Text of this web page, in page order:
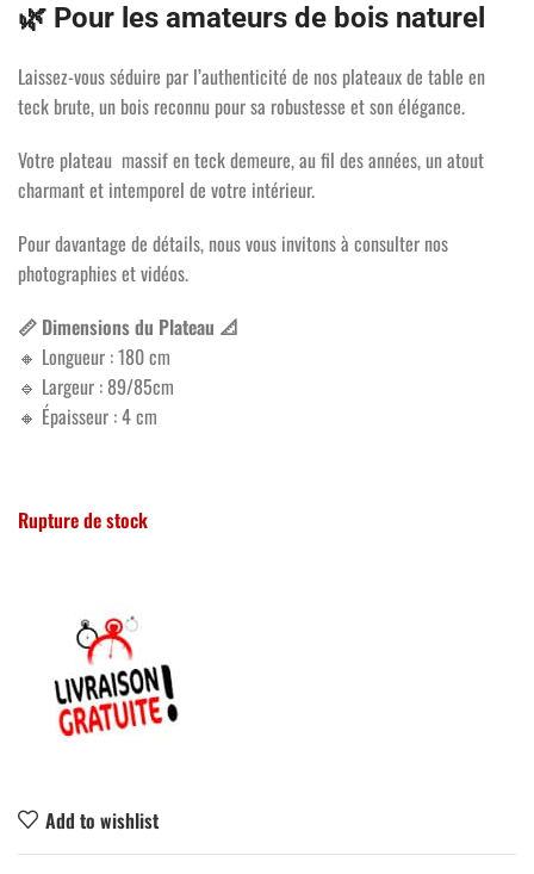
🌿 Pour les amateurs de bois naturel
Laissez-vous séduire par l’authenticité de nos plateaux de table en
teck brute, un bois reconnu pour sa robustesse et son élégance.
Votre plateau massif en teck demeure, au fil des années, un atout
charmant et intemporel de votre intérieur.
Pour davantage de détails, nous vous invitons à consulter nos
photographies et vidéos.
📏 Dimensions du Plateau 📐
🔸 Longueur : 180 cm
🔹 Largeur : 89/85cm
🔸 Épaisseur : 4 cm
Rupture de stock
Add to wishlist